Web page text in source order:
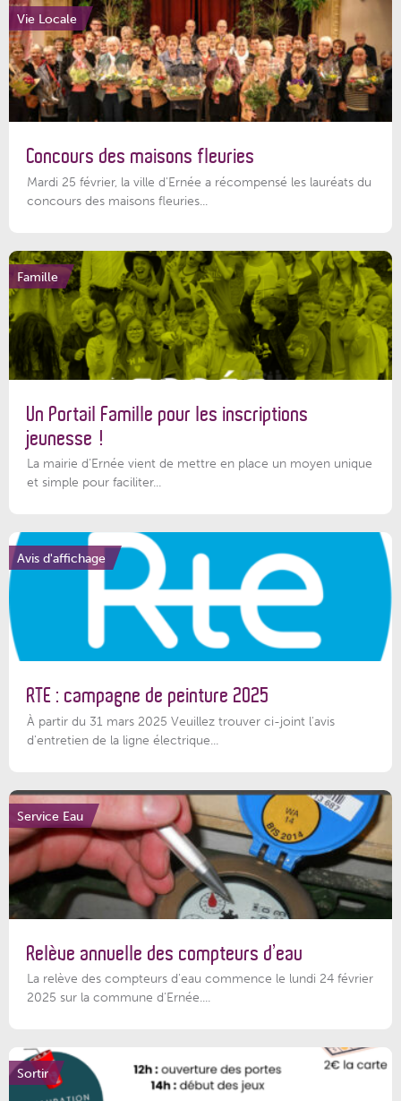
Vie Locale
Concours des maisons fleuries
Mardi 25 février, la ville d'Ernée a récompensé les lauréats du
concours des maisons fleuries...
Famille
Un Portail Famille pour les inscriptions
jeunesse !
La mairie d’Ernée vient de mettre en place un moyen unique
et simple pour faciliter...
Avis d'affichage
RTE : campagne de peinture 2025
À partir du 31 mars 2025 Veuillez trouver ci-joint l'avis
d'entretien de la ligne électrique...
Service Eau
Relève annuelle des compteurs d’eau
La relève des compteurs d'eau commence le lundi 24 février
2025 sur la commune d’Ernée....
Sortir